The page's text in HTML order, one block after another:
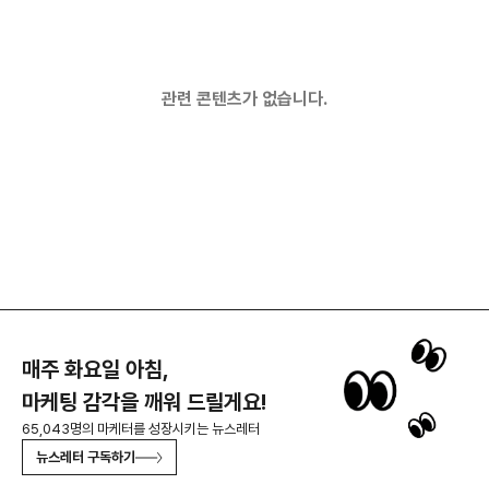
관련 콘텐츠가 없습니다.
매주 화요일 아침,
마케팅 감각을 깨워 드릴게요!
65,043명의 마케터를 성장시키는 뉴스레터
뉴스레터 구독하기